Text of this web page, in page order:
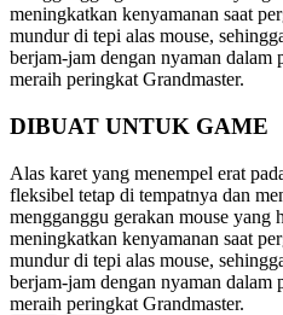
meningkatkan kenyamanan saat
mundur di tepi alas mouse,
berjam-jam dengan nyaman dalam
meraih peringkat Grandmaster.
DIBUAT UNTUK GAME
Alas karet yang menempel erat
fleksibel tetap di tempatnya dan
mengganggu gerakan mouse yang
meningkatkan kenyamanan saat
mundur di tepi alas mouse,
berjam-jam dengan nyaman dalam
meraih peringkat Grandmaster.